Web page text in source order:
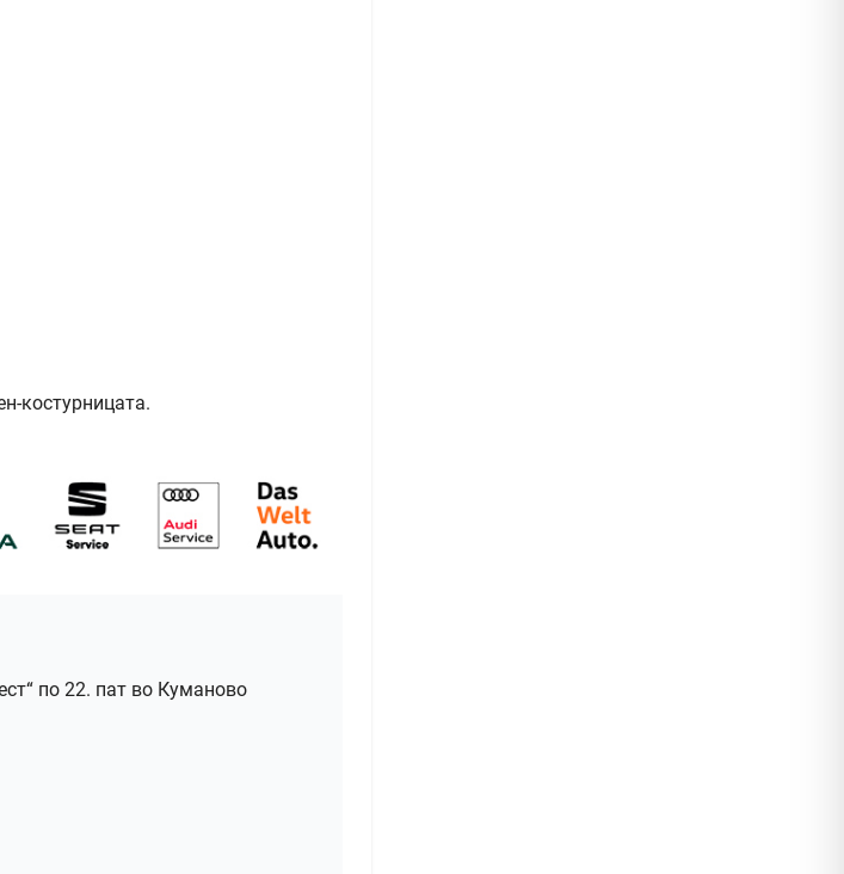
костурницата.